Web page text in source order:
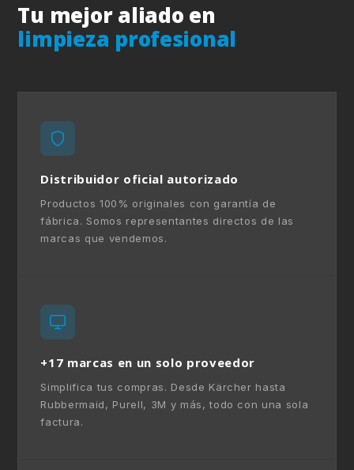
Tu mejor aliado en
limpieza profesional
Distribuidor oficial autorizado
Productos 100% originales con garantía de
fábrica. Somos representantes directos de las
marcas que vendemos.
+17 marcas en un solo proveedor
Simplifica tus compras. Desde Kärcher hasta
Rubbermaid, Purell, 3M y más, todo con una sola
factura.